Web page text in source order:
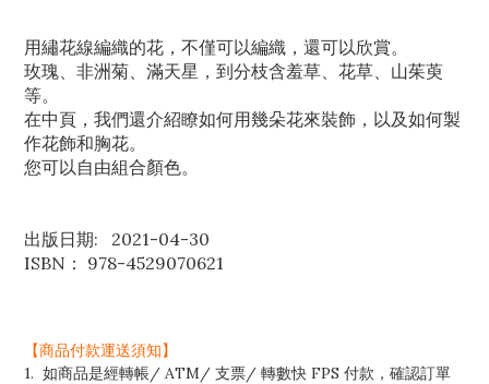
用繡花線編織的花，不僅可以編織，還可以欣賞。
玫瑰、非洲菊、滿天星，到分枝含羞草、花草、山茱萸
等。
在中頁，我們還介紹瞭如何用幾朵花來裝飾，以及如何製
作花飾和胸花。
您可以自由組合顏色。
出版日期: 2021-04-30
ISBN： 978-4529070621
【商品付款運送須知】
1. 如商品是經轉帳/ ATM/ 支票/ 轉數快 FPS 付款，確認訂單